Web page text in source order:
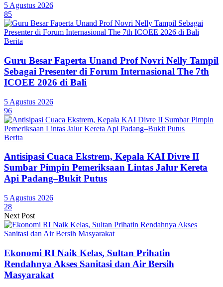
5 Agustus 2026
85
Berita
Guru Besar Faperta Unand Prof Novri Nelly Tampil
Sebagai Presenter di Forum Internasional The 7th
ICOEE 2026 di Bali
5 Agustus 2026
96
Berita
Antisipasi Cuaca Ekstrem, Kepala KAI Divre II
Sumbar Pimpin Pemeriksaan Lintas Jalur Kereta
Api Padang–Bukit Putus
5 Agustus 2026
28
Next Post
Ekonomi RI Naik Kelas, Sultan Prihatin
Rendahnya Akses Sanitasi dan Air Bersih
Masyarakat